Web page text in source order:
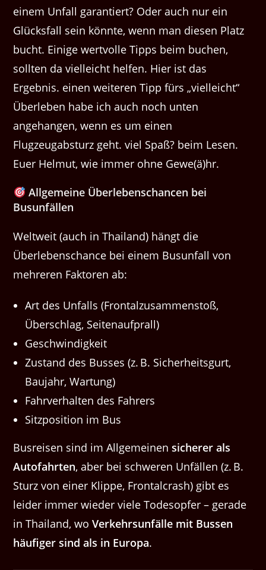
einem Unfall garantiert? Oder auch nur ein
Glücksfall sein könnte, wenn man diesen Platz
bucht. Einige wertvolle Tipps beim buchen,
sollten da vielleicht helfen. Hier ist das
Ergebnis. einen weiteren Tipp fürs „vielleicht“
Überleben habe ich auch noch unten
angehangen, wenn es um einen
Flugzeugabsturz geht. viel Spaß? beim Lesen.
Euer Helmut, wie immer ohne Gewe(ä)hr.
Allgemeine Überlebenschancen bei
Busunfällen
Weltweit (auch in Thailand) hängt die
Überlebenschance bei einem Busunfall von
mehreren Faktoren ab:
Art des Unfalls (Frontalzusammenstoß,
Überschlag, Seitenaufprall)
Geschwindigkeit
Zustand des Busses (z. B. Sicherheitsgurt,
Baujahr, Wartung)
Fahrverhalten des Fahrers
Sitzposition im Bus
Busreisen sind im Allgemeinensicherer als
Autofahrten, aber bei schweren Unfällen (z. B.
Sturz von einer Klippe, Frontalcrash) gibt es
leider immer wieder viele Todesopfer – gerade
in Thailand, woVerkehrsunfälle mit Bussen
häufiger sind als in Europa.